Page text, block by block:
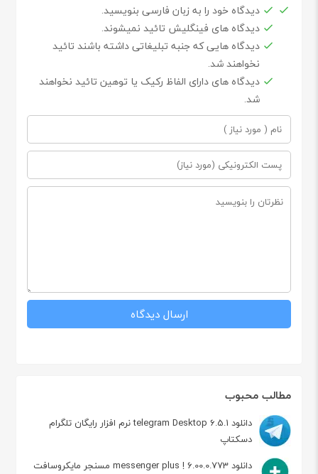
مطالب محبوب
دانلود telegram Desktop 6.5.1 نرم افزار رایگان تلگرام
دسکتاپ
دانلود messenger plus ! 6.00.0.773 مسنجر مایکروسافت
دیدگاه خود را به زبان فارسی بنویسید.
دیدگاه های فینگلیش تائید نمیشوند.
دیدگاه هایی که جنبه تبلیغاتی داشته باشند تائید
نخواهند شد.
دیدگاه های دارای الفاظ رکیک یا توهین تائید نخواهند
شد.